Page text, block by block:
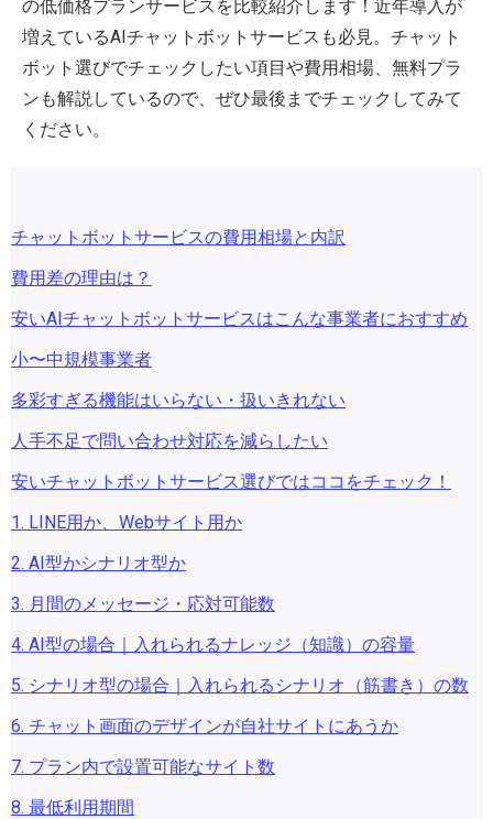
の低価格プランサービスを比較紹介します！近年導入が
増えているAIチャットボットサービスも必見。チャット
ボット選びでチェックしたい項目や費用相場、無料プラ
ンも解説しているので、ぜひ最後までチェックしてみて
ください。
チャットボットサービスの費用相場と内訳
費用差の理由は？
安いAIチャットボットサービスはこんな事業者におすすめ
小〜中規模事業者
多彩すぎる機能はいらない・扱いきれない
人手不足で問い合わせ対応を減らしたい
安いチャットボットサービス選びではココをチェック！
1. LINE用か、Webサイト用か
2. AI型かシナリオ型か
3. 月間のメッセージ・応対可能数
4. AI型の場合｜入れられるナレッジ（知識）の容量
5. シナリオ型の場合｜入れられるシナリオ（筋書き）の数
6. チャット画面のデザインが自社サイトにあうか
7. プラン内で設置可能なサイト数
8. 最低利用期間